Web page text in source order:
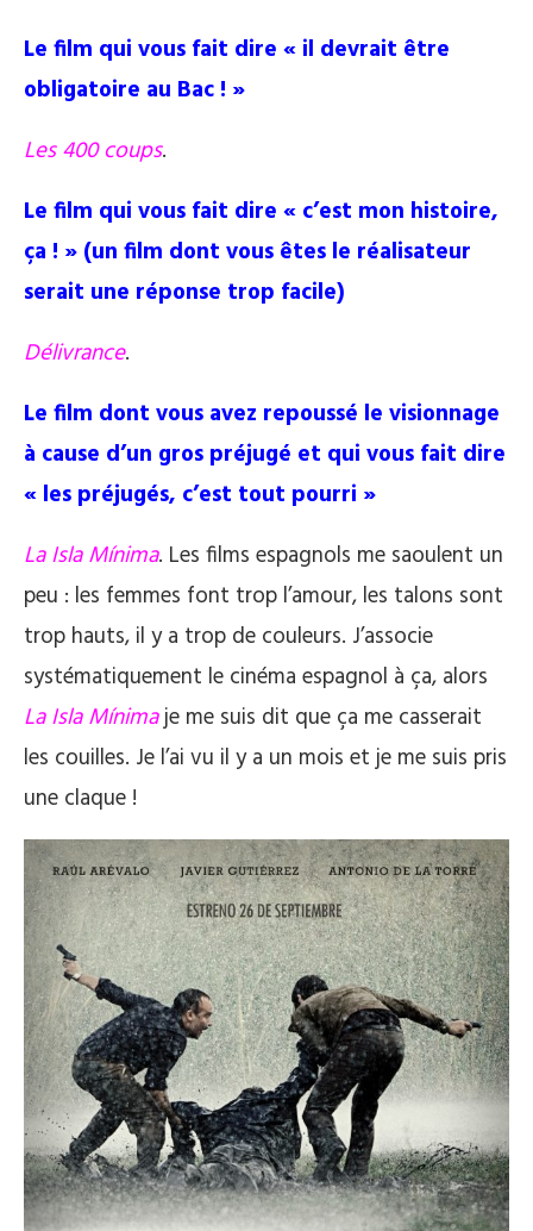
Le film qui vous fait dire « il devrait être
obligatoire au Bac ! »
Les 400 coups.
Le film qui vous fait dire « c’est mon histoire,
ça ! » (un film dont vous êtes le réalisateur
serait une réponse trop facile)
Délivrance.
Le film dont vous avez repoussé le visionnage
à cause d’un gros préjugé et qui vous fait dire
« les préjugés, c’est tout pourri »
La Isla Mínima. Les films espagnols me saoulent un
peu : les femmes font trop l’amour, les talons sont
trop hauts, il y a trop de couleurs. J’associe
systématiquement le cinéma espagnol à ça, alors
La Isla Mínimaje me suis dit que ça me casserait
les couilles. Je l’ai vu il y a un mois et je me suis pris
une claque !